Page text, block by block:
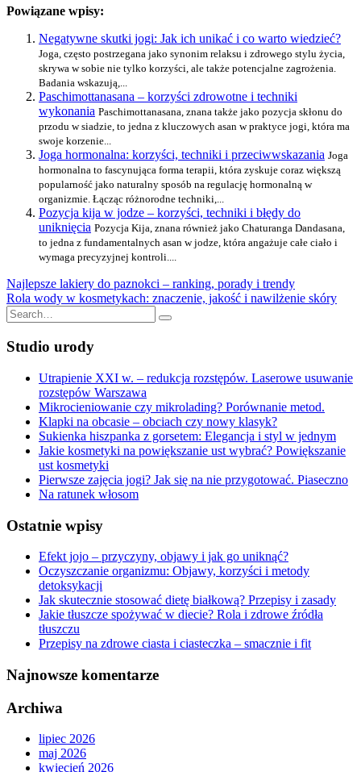
Powiązane wpisy:
Negatywne skutki jogi: Jak ich unikać i co warto wiedzieć?
Joga, często postrzegana jako synonim relaksu i zdrowego stylu życia,
skrywa w sobie nie tylko korzyści, ale także potencjalne zagrożenia.
Badania wskazują,...
Paschimottanasana – korzyści zdrowotne i techniki
wykonania Paschimottanasana, znana także jako pozycja skłonu do
przodu w siadzie, to jedna z kluczowych asan w praktyce jogi, która ma
swoje korzenie...
Joga hormonalna: korzyści, techniki i przeciwwskazania Joga
hormonalna to fascynująca forma terapii, która zyskuje coraz większą
popularność jako naturalny sposób na regulację hormonalną w
organizmie. Łącząc różnorodne techniki,...
Pozycja kija w jodze – korzyści, techniki i błędy do
uniknięcia Pozycja Kija, znana również jako Chaturanga Dandasana,
to jedna z fundamentalnych asan w jodze, która angażuje całe ciało i
wymaga precyzyjnej kontroli....
Nawigacja
wpisu
Najlepsze lakiery do paznokci – ranking, porady i trendy
Rola wody w kosmetykach: znaczenie, jakość i nawilżenie skóry
Search
for:
Studio urody
Utrapienie XXI w. – redukcja rozstępów. Laserowe usuwanie
rozstępów Warszawa
Mikrocieniowanie czy mikrolading? Porównanie metod.
Klapki na obcasie – obciach czy nowy klasyk?
Sukienka hiszpanka z gorsetem: Elegancja i styl w jednym
Jakie kosmetyki na powiększanie ust wybrać? Powiększanie
ust kosmetyki
Pierwsze zajęcia jogi? Jak się na nie przygotować. Piaseczno
Na ratunek włosom
Ostatnie wpisy
Efekt jojo – przyczyny, objawy i jak go uniknąć?
Oczyszczanie organizmu: Objawy, korzyści i metody
detoksykacji
Jak skutecznie stosować dietę białkową? Przepisy i zasady
Jakie tłuszcze spożywać w diecie? Rola i zdrowe źródła
tłuszczu
Przepisy na zdrowe ciasta i ciasteczka – smacznie i fit
Najnowsze komentarze
Archiwa
lipiec 2026
maj 2026
kwiecień 2026